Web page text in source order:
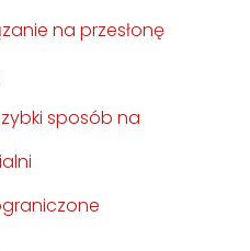
na przesłonę
sposób na